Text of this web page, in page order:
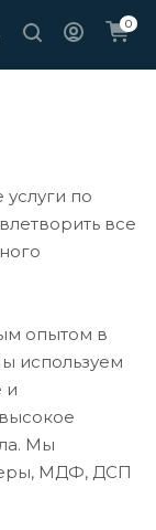
0
по
все
опытом в
используем
и
Мы
МДФ, ДСП